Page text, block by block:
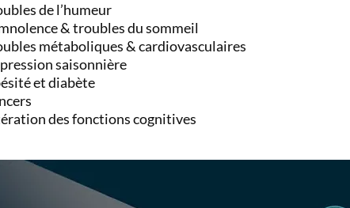
de l’humeur
& troubles du sommeil
métaboliques & cardiovasculaires
saisonnière
et diabète
des fonctions cognitives